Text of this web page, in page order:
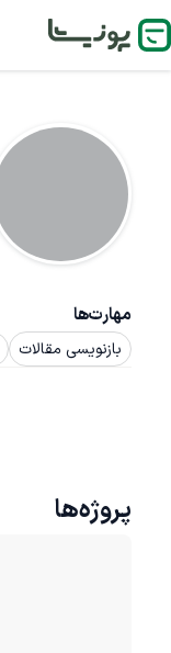
مهارت‌ها
بازنویسی مقالات
پروژه‌ها